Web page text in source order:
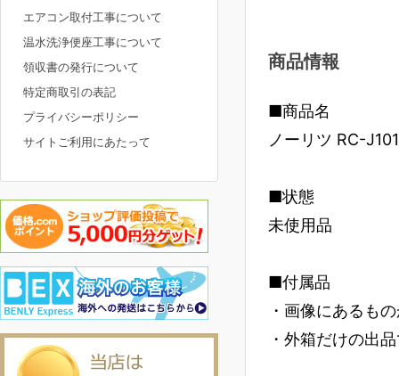
商品情報
■商品名
ノーリツ RC-
■状態
未使用品
■付属品
・画像にあるも
・外箱だけの出
エアコン取付工事について
温水洗浄便座工事について
領収書の発行について
特定商取引の表記
プライバシーポリシー
サイトご利用にあたって